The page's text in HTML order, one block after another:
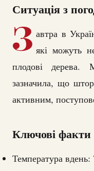
Ситуація з
З автра в
які можуть
плодові дерева.
зазначила, що
активним,
Ключові факти
Температура вдень: